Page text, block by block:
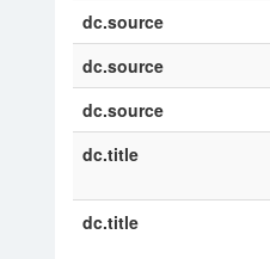
dc.source
dc.source
dc.source
dc.title
dc.title